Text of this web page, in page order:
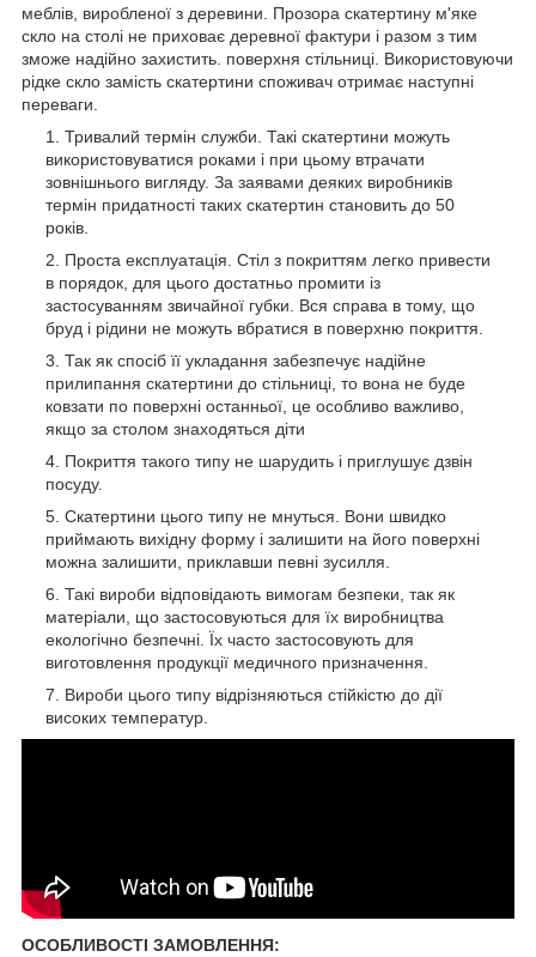
меблів, виробленої з деревини. Прозора скатертину м'яке
скло на столі не приховає деревної фактури і разом з тим
зможе надійно захистить. поверхня стільниці. Використовуючи
рідке скло замість скатертини споживач отримає наступні
переваги.
Тривалий термін служби. Такі скатертини можуть
використовуватися роками і при цьому втрачати
зовнішнього вигляду. За заявами деяких виробників
термін придатності таких скатертин становить до 50
років.
Проста експлуатація. Стіл з покриттям легко привести
в порядок, для цього достатньо промити із
застосуванням звичайної губки. Вся справа в тому, що
бруд і рідини не можуть вбратися в поверхню покриття.
Так як спосіб її укладання забезпечує надійне
прилипання скатертини до стільниці, то вона не буде
ковзати по поверхні останньої, це особливо важливо,
якщо за столом знаходяться діти
Покриття такого типу не шарудить і приглушує дзвін
посуду.
Скатертини цього типу не мнуться. Вони швидко
приймають вихідну форму і залишити на його поверхні
можна залишити, приклавши певні зусилля.
Такі вироби відповідають вимогам безпеки, так як
матеріали, що застосовуються для їх виробництва
екологічно безпечні. Їх часто застосовують для
виготовлення продукції медичного призначення.
Вироби цього типу відрізняються стійкістю до дії
високих температур.
ОСОБЛИВОСТІ ЗАМОВЛЕННЯ: